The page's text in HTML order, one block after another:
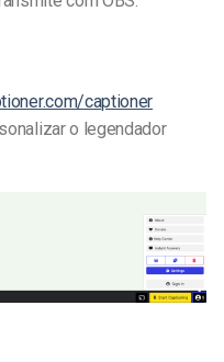
captioner
o legendador